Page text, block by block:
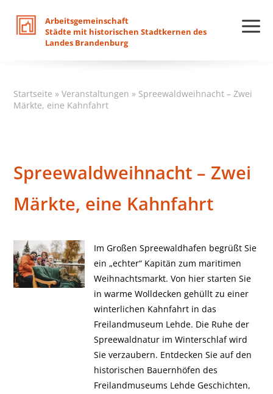
Arbeitsgemeinschaft
Städte mit historischen Stadtkernen des
Landes Brandenburg
Startseite »Veranstaltungen » Spreewaldweihnacht – Zwei
Märkte, eine Kahnfahrt
Spreewaldweihnacht – Zwei
Märkte, eine Kahnfahrt
Im Großen Spreewaldhafen begrüßt Sie
ein „echter“ Kapitän zum maritimen
Weihnachtsmarkt. Von hier starten Sie
in warme Wolldecken gehüllt zu einer
winterlichen Kahnfahrt in das
Freilandmuseum Lehde. Die Ruhe der
Spreewaldnatur im Winterschlaf wird
Sie verzaubern. Entdecken Sie auf den
historischen Bauernhöfen des
Freilandmuseums Lehde Geschichten,